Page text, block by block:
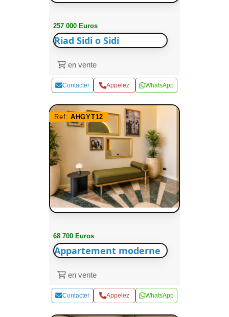
257 000 Euros
Riad Sidi o Sidi
en vente
Contacter Appelez WhatsApp
Ref: AHGYT12
68 700 Euros
Appartement moderne
en vente
Contacter Appelez WhatsApp